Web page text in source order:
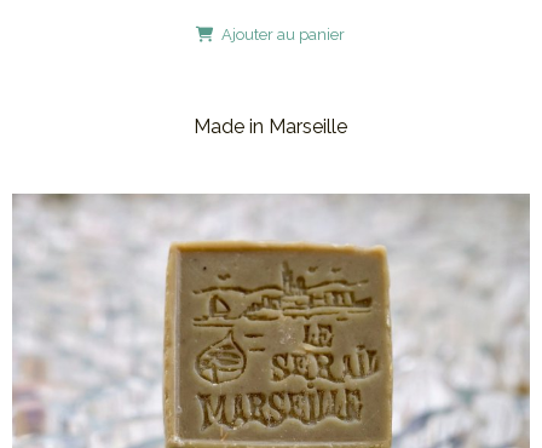
Ajouter au panier
Made in Marseille